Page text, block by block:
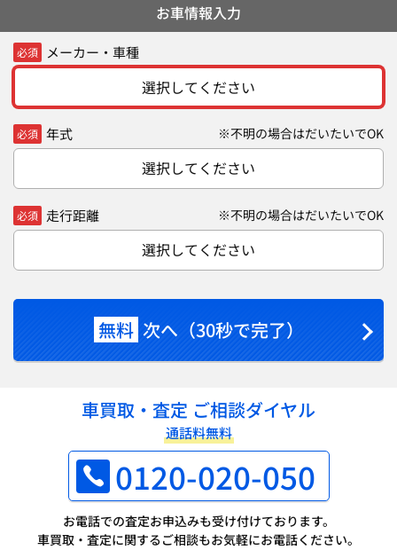
お車情報入力
必須 メーカー・車種
選択してください
必須 年式 ※不明の場合はだいたいでOK
選択してください
必須 走行距離 ※不明の場合はだいたいでOK
選択してください
無料 次へ（30秒で完了）
車買取・査定 ご相談ダイヤル
通話料無料
0120-020-050
お電話での査定お申込みも受け付けております。
車買取・査定に関するご相談もお気軽にお電話ください。